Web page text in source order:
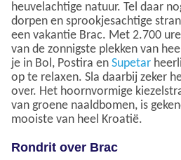
heuvelachtige natuur. Tel daar
dorpen en sprookjesachtige
een vakantie Brac. Met 2.700
van de zonnigste plekken van heel
je in Bol, Postira en Supetar
op te relaxen. Sla daarbij zeker
over. Het hoornvormige
van groene naaldbomen, is
mooiste van heel Kroatië.
Rondrit over Brac